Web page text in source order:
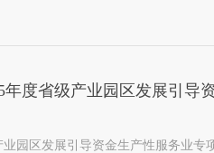
度省级产业园区发展引导
园区发展引导资金生产性服务业专